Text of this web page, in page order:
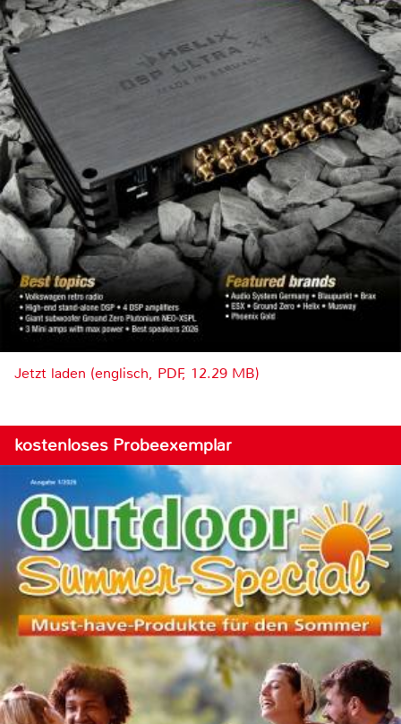
Jetzt laden (englisch, PDF, 12.29 MB)
kostenloses Probeexemplar